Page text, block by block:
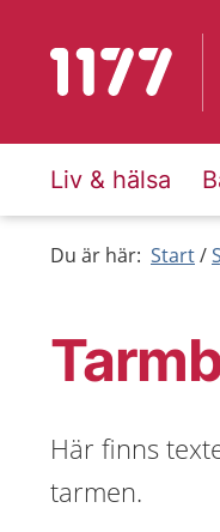
Till startsidan för
Liv & hälsa
Du är här: Start
Här finns
tarmen.